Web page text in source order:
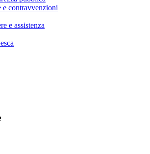
contravvenzioni
e assistenza